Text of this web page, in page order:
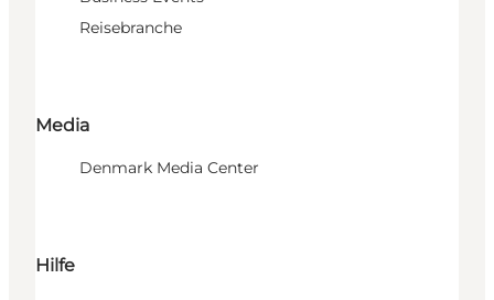
Reisebranche
Media
Denmark Media Center
Hilfe